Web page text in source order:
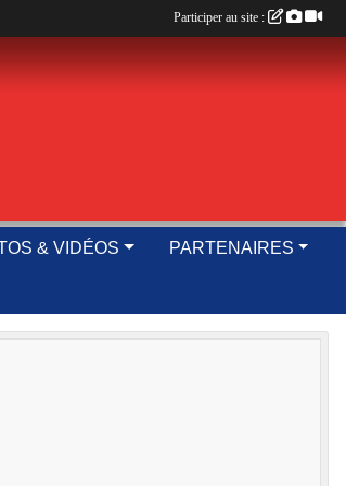
& VIDÉOS PARTENAIRES
Participer au site :